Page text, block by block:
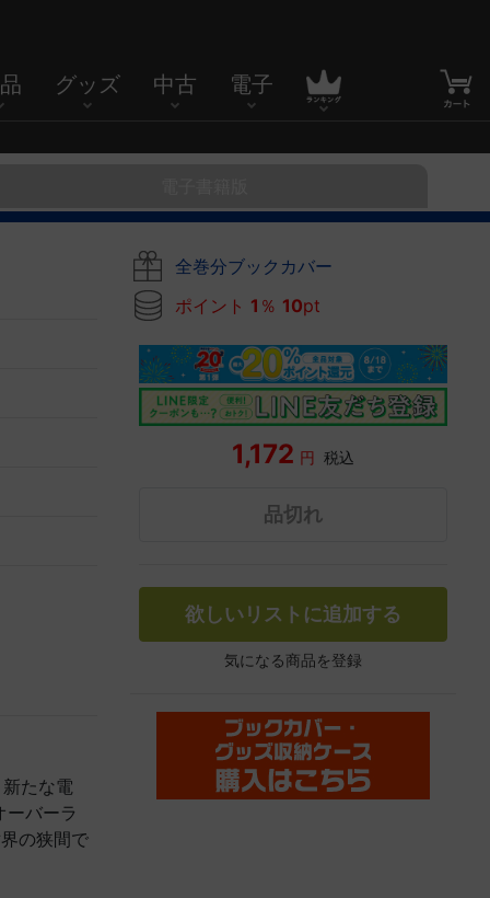
グッズ 中古 電子
たな電
バーラ
の狭間で
全巻分ブックカバー
ポイント 1 ％ 10pt
1,172 円 税込
品切れ
欲しいリストに追加する
気になる商品を登録